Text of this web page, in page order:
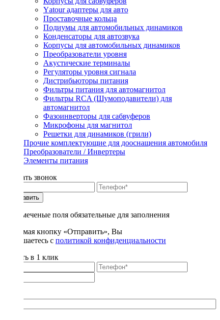
Yаtour адаптеры для авто
Проставочные кольца
Подиумы для автомобильных динамиков
Конденсаторы для автозвука
Корпусы для автомобильных динамиков
Преобразователи уровня
Акустические терминалы
Регуляторы уровня сигнала
Дистрибьюторы питания
Фильтры питания для автомагнитол
Фильтры RCA (Шумоподавители) для
автомагнитол
Фазоинверторы для сабвуферов
Микрофоны для магнитол
Решетки для динамиков (грили)
Прочие комплектующие для дооснащения автомобиля
Преобразователи / Инвертеры
Элементы питания
Заказать звонок
Отправить
* - отмеченые поля обязательные для заполнения
Нажимая кнопку «Отправить», Вы
соглашаетесь с политикой конфиденциальности
Купить в 1 клик